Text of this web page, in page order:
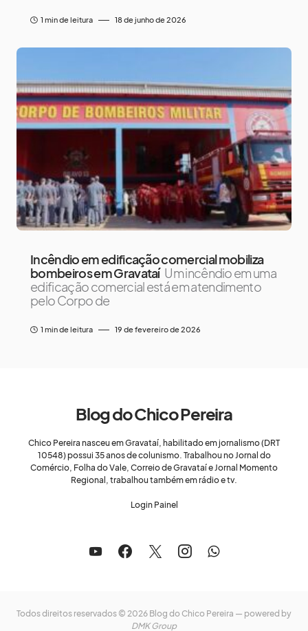
1 min de leitura 18 de junho de 2026
Incêndio em edificação comercial mobiliza
bombeiros em Gravataí Um incêndio em uma
edificação comercial está em atendimento
pelo Corpo de
1 min de leitura 19 de fevereiro de 2026
Blog do Chico Pereira
Chico Pereira nasceu em Gravataí, habilitado em jornalismo (DRT
10548) possui 35 anos de colunismo. Trabalhou no Jornal do
Comércio, Folha do Vale, Correio de Gravataí e Jornal Momento
Regional, trabalhou também em rádio e tv.
Login Painel
Todos direitos reservados © 2026 Blog do Chico Pereira — powered by
DMK Group